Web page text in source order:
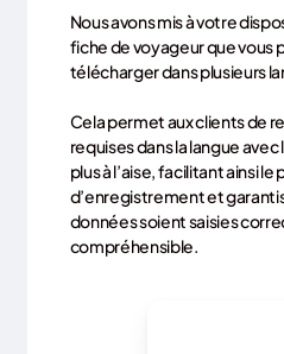
Nous avons mis à votre
fiche de voyageur que vous
télécharger dans plusieurs
Cela permet aux clients de
requises dans la langue
plus à l’aise, facilitant ainsi le
d’enregistrement et
données soient saisies
compréhensible.